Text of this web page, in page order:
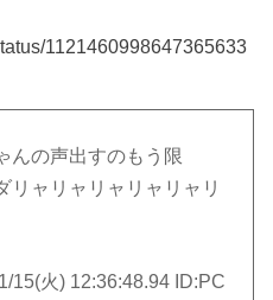
1121460998647365633
んの声出すのもう限
ャリャリャリャリャリ
15(火) 12:36:48.94 ID:PC